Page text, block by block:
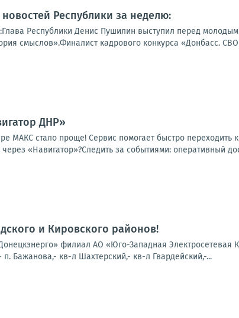
Республики за неделю:
Республики Денис Пушилин выступил перед
смыслов».Финалист кадрового конкурса «Донбасс.
ДНР»
МАКС стало проще! Сервис помогает быстро переходить
«Навигатор»?Следить за событиями: оперативный
и Кировского районов!
филиал АО «Юго-Западная Электросетевая
Бажанова,- кв-л Шахтерский,- кв-л Гвардейский,-...